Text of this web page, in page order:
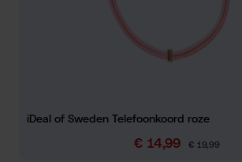
iDeal of Sweden Telefoonkoord roze
Verkoopprijs:
€ 14,99 Normale prijs:
€ 19,99